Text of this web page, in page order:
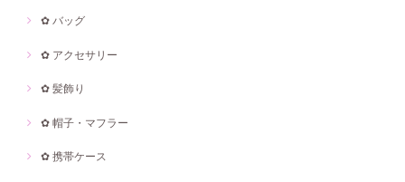
✿ バッグ
✿ アクセサリー
✿ 髪飾り
✿ 帽子・マフラー
✿ 携帯ケース